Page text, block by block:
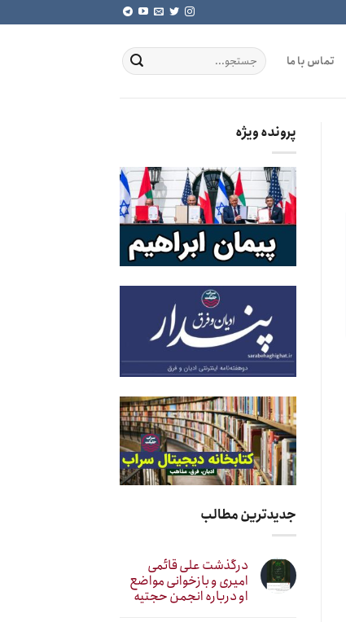
تماس با ما
پرونده ویژه
جدیدترین مطالب
درگذشت علی قائمی
امیری و بازخوانی مواضع
او درباره انجمن حجتیه